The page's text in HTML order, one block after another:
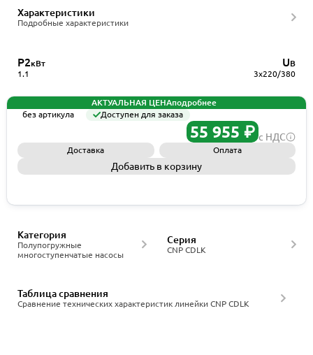
Характеристики
Подробные характеристики
P2кВт
1.1
UВ
3x220/380
АКТУАЛЬНАЯ ЦЕНАподробнее
без артикула
Доступен для заказа
55 955 ₽ с НДС
Доставка Оплата
Добавить в корзину
Полупогружные
многоступенчатые насосы
Категория
CNP CDLK
Серия
Сравнение технических характеристик линейки CNP CDLK
Таблица сравнения